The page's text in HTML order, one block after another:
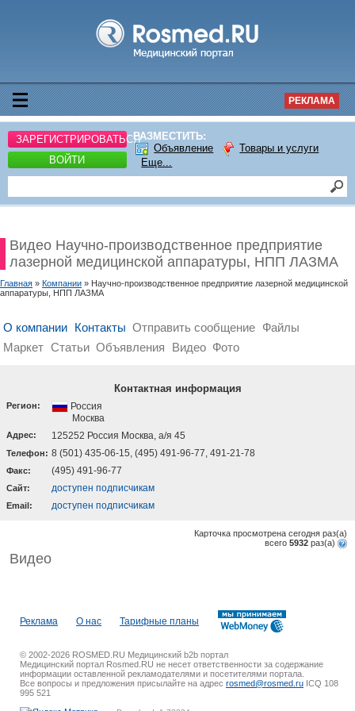
РЕКЛАМА
ЗАРЕГИСТРИРОВАТЬСЯ
ВОЙТИ
РАЗМЕСТИТЬ:
Объявление
Товары и услуги
Еще...
Видео Научно-производственное предприятие
лазерной медицинской аппаратуры, НПП ЛАЗМА
Главная » Компании » Научно-производственное предприятие лазерной медицинской
аппаратуры, НПП ЛАЗМА
О компании Контакты Отправить сообщение Файлы
Маркет Статьи Объявления Видео Фото
Контактная информация
Регион:
Россия
Москва
Адрес: 125252 Россия Москва, а/я 45
Телефон: 8 (501) 435-06-15, (495) 491-96-77, 491-21-78
Факс: (495) 491-96-77
Cайт: доступен подписчикам
Email: доступен подписчикам
Карточка просмотрена сегодня раз(a)
всего 5932 раз(a)
Видео
Реклама О нас Тарифные планы
© 2002-2026 ROSMED.RU Медицинский b2b портал
Медицинский портал Rosmed.RU не несет ответственности за содержание
информации оставленной рекламодателями и посетителями портала.
Все вопросы и предложения присылайте на адрес rosmed@rosmed.ru ICQ 108
995 521